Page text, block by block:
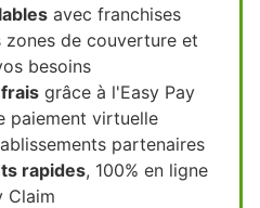
avec franchises
zones de couverture et
besoins
grâce à l'Easy Pay
paiement virtuelle
partenaires
rapides, 100% en ligne
Claim